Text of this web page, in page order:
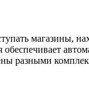
магазины,
разными